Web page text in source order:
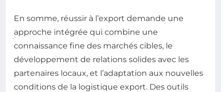
En somme, réussir à l’export demande une
approche intégrée qui combine une
connaissance fine des marchés cibles, le
développement de relations solides avec les
partenaires locaux, et l’adaptation aux nouvelles
conditions de la logistique export. Des outils